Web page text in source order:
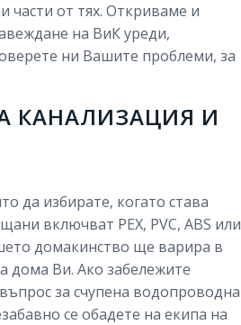
от тях. Откриваме и
на ВиК уреди,
ни Вашите проблеми, за
КАНАЛИЗАЦИЯ И
да избирате, когато става
включват PEX, PVC, ABS или
домакинство ще варира в
дома Ви. Ако забележите
за счупена водопроводна
се обадете на екипа на